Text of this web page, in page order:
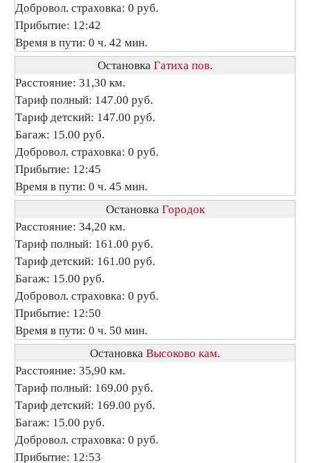
Добровол. страховка: 0 руб.
Прибытие: 12:42
Время в пути: 0 ч. 42 мин.
Остановка Гатиха пов.
Расстояние: 31,30 км.
Тариф полный: 147.00 руб.
Тариф детский: 147.00 руб.
Багаж: 15.00 руб.
Добровол. страховка: 0 руб.
Прибытие: 12:45
Время в пути: 0 ч. 45 мин.
Остановка Городок
Расстояние: 34,20 км.
Тариф полный: 161.00 руб.
Тариф детский: 161.00 руб.
Багаж: 15.00 руб.
Добровол. страховка: 0 руб.
Прибытие: 12:50
Время в пути: 0 ч. 50 мин.
Остановка Высоково кам.
Расстояние: 35,90 км.
Тариф полный: 169.00 руб.
Тариф детский: 169.00 руб.
Багаж: 15.00 руб.
Добровол. страховка: 0 руб.
Прибытие: 12:53